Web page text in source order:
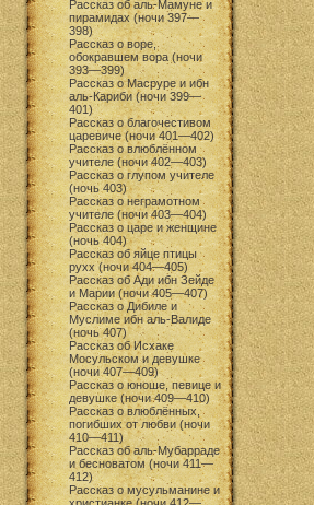
Рассказ об аль-Мамуне и
пирамидах (ночи 397—
398)
Рассказ о воре,
обокравшем вора (ночи
393—399)
Рассказ о Масруре и ибн
аль-Кариби (ночи 399—
401)
Рассказ о благочестивом
царевиче (ночи 401—402)
Рассказ о влюблённом
учителе (ночи 402—403)
Рассказ о глупом учителе
(ночь 403)
Рассказ о неграмотном
учителе (ночи 403—404)
Рассказ о царе и женщине
(ночь 404)
Рассказ об яйце птицы
рухх (ночи 404—405)
Рассказ об Ади ибн Зейде
и Марии (ночи 405—407)
Рассказ о Дибиле и
Муслиме ибн аль-Валиде
(ночь 407)
Рассказ об Исхаке
Мосульском и девушке
(ночи 407—409)
Рассказ о юноше, певице и
девушке (ночи 409—410)
Рассказ о влюблённых,
погибших от любви (ночи
410—411)
Рассказ об аль-Мубарраде
и бесноватом (ночи 411—
412)
Рассказ о мусульманине и